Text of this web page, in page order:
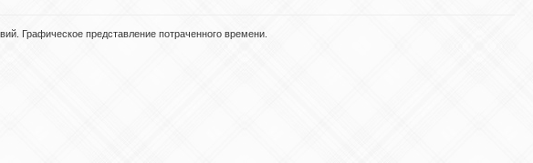
Графическое представление потраченного времени.